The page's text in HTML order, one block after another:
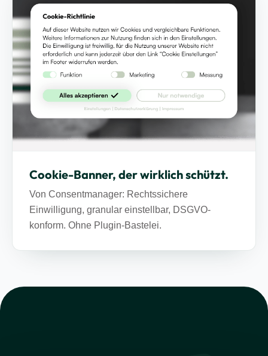
Cookie-Banner, der wirklich schützt.
Von Consentmanager: Rechtssichere
Einwilligung, granular einstellbar, DSGVO-
konform. Ohne Plugin-Bastelei.